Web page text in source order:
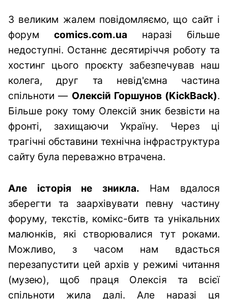
З великим жалем повідомляємо, що сайт і
форум comics.com.ua наразі більше
недоступні. Останнє десятиріччя роботу та
хостинг цього проєкту забезпечував наш
колега, друг та невід'ємна частина
спільноти — Олексій Горшунов (KickBack).
Більше року тому Олексій зник безвісти на
фронті, захищаючи Україну. Через ці
трагічні обставини технічна інфраструктура
сайту була переважно втрачена.
Але історія не зникла. Нам вдалося
зберегти та заархівувати певну частину
форуму, текстів, комікс-битв та унікальних
малюнків, які створювалися тут роками.
Можливо, з часом нам вдасться
перезапустити цей архів у режимі читання
(музею), щоб праця Олексія та всієї
спільноти жила далі. Але наразі ця